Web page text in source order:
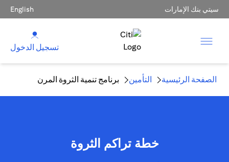
سيتي بنك الإمارات English
تسجيل الدخول
الصفحة الرئيسية التأمين برنامج تنمية الثروة المرن
خطة تراكم الثروة